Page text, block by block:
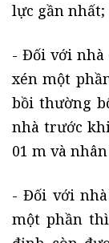
lực gần nhất;
- Đối với nhà
xén một
bồi thường
nhà trước
01 m và
- Đối với
một phần